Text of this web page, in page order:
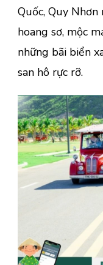
Quốc, Quy
hoang sơ, mộc
những bãi biển
san hô rực rỡ.